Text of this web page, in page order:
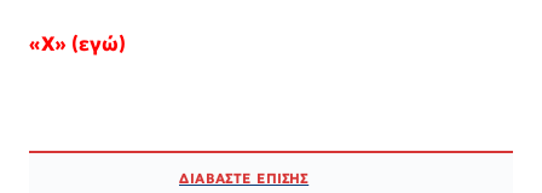
«X» (εγώ)
ΔΙΑΒΑΣΤΕ ΕΠΙΣΗΣ